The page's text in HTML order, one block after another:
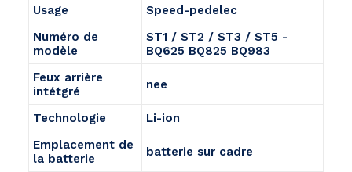
Usage
Speed-pedelec
Numéro de
modèle
ST1 / ST2 / ST3 / ST5 -
BQ625 BQ825 BQ983
Feux arrière
intétgré
nee
Technologie
Li-ion
Emplacement de
la batterie
batterie sur cadre